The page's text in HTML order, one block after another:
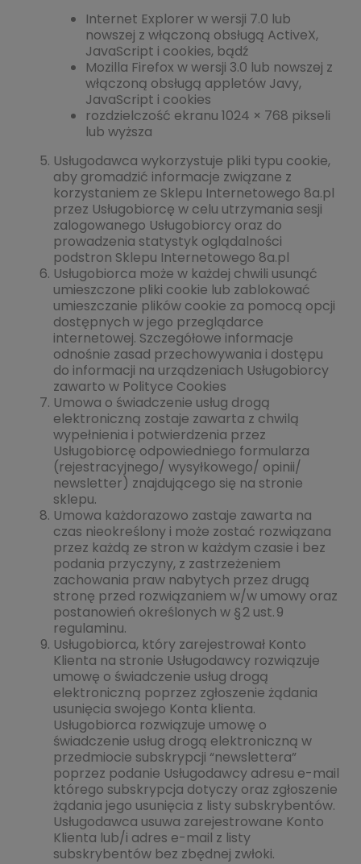
Internet Explorer w wersji 7.0 lub
nowszej z włączoną obsługą ActiveX,
JavaScript i cookies, bądź
Mozilla Firefox w wersji 3.0 lub nowszej z
włączoną obsługą appletów Javy,
JavaScript i cookies
rozdzielczość ekranu 1024 × 768 pikseli
lub wyższa
Usługodawca wykorzystuje pliki typu cookie,
aby gromadzić informacje związane z
korzystaniem ze Sklepu Internetowego 8a.pl
przez Usługobiorcę w celu utrzymania sesji
zalogowanego Usługobiorcy oraz do
prowadzenia statystyk oglądalności
podstron Sklepu Internetowego 8a.pl
Usługobiorca może w każdej chwili usunąć
umieszczone pliki cookie lub zablokować
umieszczanie plików cookie za pomocą opcji
dostępnych w jego przeglądarce
internetowej. Szczegółowe informacje
odnośnie zasad przechowywania i dostępu
do informacji na urządzeniach Usługobiorcy
zawarto w Polityce Cookies
Umowa o świadczenie usług drogą
elektroniczną zostaje zawarta z chwilą
wypełnienia i potwierdzenia przez
Usługobiorcę odpowiedniego formularza
(rejestracyjnego/ wysyłkowego/ opinii/
newsletter) znajdującego się na stronie
sklepu.
Umowa każdorazowo zastaje zawarta na
czas nieokreślony i może zostać rozwiązana
przez każdą ze stron w każdym czasie i bez
podania przyczyny, z zastrzeżeniem
zachowania praw nabytych przez drugą
stronę przed rozwiązaniem w/w umowy oraz
postanowień określonych w § 2 ust. 9
regulaminu.
Usługobiorca, który zarejestrował Konto
Klienta na stronie Usługodawcy rozwiązuje
umowę o świadczenie usług drogą
elektroniczną poprzez zgłoszenie żądania
usunięcia swojego Konta klienta.
Usługobiorca rozwiązuje umowę o
świadczenie usług drogą elektroniczną w
przedmiocie subskrypcji “newslettera”
poprzez podanie Usługodawcy adresu e-mail
którego subskrypcja dotyczy oraz zgłoszenie
żądania jego usunięcia z listy subskrybentów.
Usługodawca usuwa zarejestrowane Konto
Klienta lub/i adres e-mail z listy
subskrybentów bez zbędnej zwłoki.